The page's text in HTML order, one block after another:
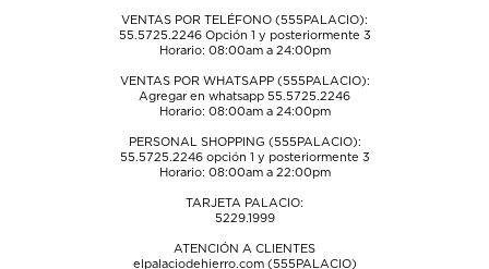
VENTAS POR TELÉFONO (555PALACIO):
55.5725.2246Opción 1 y posteriormente 3
Horario: 08:00am a 24:00pm
VENTAS POR WHATSAPP (555PALACIO):
Agregar en whatsapp 55.5725.2246
Horario: 08:00am a 24:00pm
PERSONAL SHOPPING (555PALACIO):
55.5725.2246opción 1 y posteriormente 3
Horario: 08:00am a 22:00pm
TARJETA PALACIO:
5229.1999
ATENCIÓN A CLIENTES
elpalaciodehierro.com (555PALACIO)